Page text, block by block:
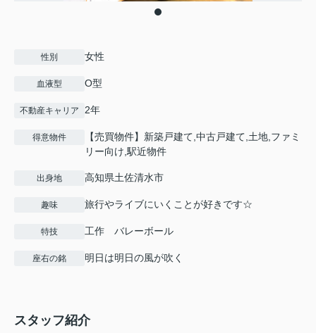
性別 女性
血液型 O型
不動産キャリア 2年
得意物件
【売買物件】新築戸建て,中古戸建て,土地,ファミ
リー向け,駅近物件
出身地 高知県土佐清水市
趣味 旅行やライブにいくことが好きです☆
特技 工作 バレーボール
座右の銘 明日は明日の風が吹く
スタッフ紹介